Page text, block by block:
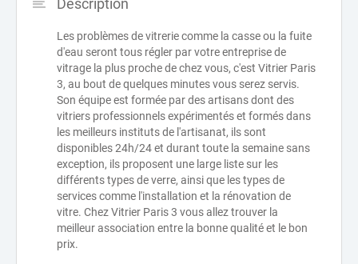
Description
Les problèmes de vitrerie comme la casse ou la fuite
d'eau seront tous régler par votre entreprise de
vitrage la plus proche de chez vous, c'est Vitrier Paris
3, au bout de quelques minutes vous serez servis.
Son équipe est formée par des artisans dont des
vitriers professionnels expérimentés et formés dans
les meilleurs instituts de l'artisanat, ils sont
disponibles 24h/24 et durant toute la semaine sans
exception, ils proposent une large liste sur les
différents types de verre, ainsi que les types de
services comme l'installation et la rénovation de
vitre. Chez Vitrier Paris 3 vous allez trouver la
meilleur association entre la bonne qualité et le bon
prix.